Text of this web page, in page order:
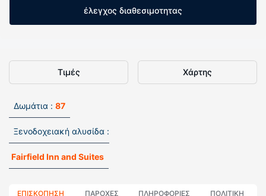
έλεγχος διαθεσιμοτητας
Τιμές Χάρτης
Δωμάτια : 87
Ξενοδοχειακή αλυσίδα :
Fairfield Inn and Suites
ΕΠΙΣΚΌΠΗΣΗ
ΠΑΡΟΧΕΣ
ΠΛΗΡΟΦΟΡΊΕΣ
ΠΟΛΙΤΙΚΗ